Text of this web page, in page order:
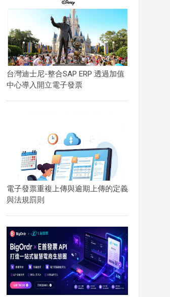
台灣迪士尼-整合SAP ERP 透過加值
中心導入開立電子發票
電子發票重複上傳與逾期上傳的定義
與法規罰則